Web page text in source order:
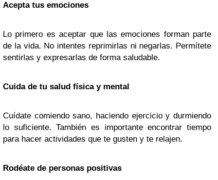
Acepta tus emociones
Lo primero es aceptar que las emociones forman parte
de la vida. No intentes reprimirlas ni negarlas. Permítete
sentirlas y expresarlas de forma saludable.
Cuida de tu salud física y mental
Cuídate comiendo sano, haciendo ejercicio y durmiendo
lo suficiente. También es importante encontrar tiempo
para hacer actividades que te gusten y te relajen.
Rodéate de personas positivas